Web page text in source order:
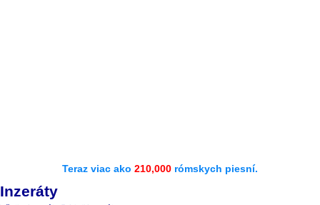
Teraz viac ako 210,000 rómskych piesní.
Inzeráty